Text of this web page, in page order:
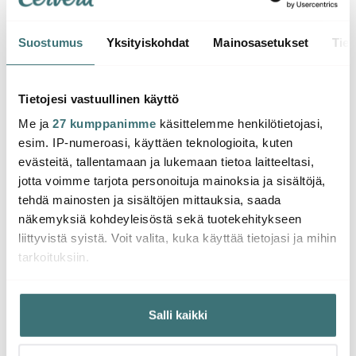
Suostumus Yksityiskohdat Mainosasetukset
Tietojesi vastuullinen käyttö
Me ja 27 kumppanimme käsittelemme henkilötietojasi,
esim. IP-numeroasi, käyttäen teknologioita, kuten
evästeitä, tallentamaan ja lukemaan tietoa laitteeltasi,
jotta voimme tarjota personoituja mainoksia ja sisältöjä,
tehdä mainosten ja sisältöjen mittauksia, saada
näkemyksiä kohdeyleisöstä sekä tuotekehitykseen
liittyvistä syistä. Voit valita, kuka käyttää tietojasi ja mihin
tarkoituksiin.
Jos sallit, haluamme myös tehdä seuraavia:
Kerätä tietoja maantieteellisestä sijainnistasi,
mahdollisesti muutaman metrin tarkkuudella
Salli kaikki
Mon Amie Kakkuvati 30
110.00 €
Saatavilla
Mon Amie Tarjotin 35
62.00 €
Saatavilla
Saatat pitää myös näistä